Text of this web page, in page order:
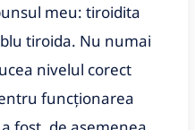
meu: tiroidita
tiroida. Nu numai
nivelul corect
funcționarea